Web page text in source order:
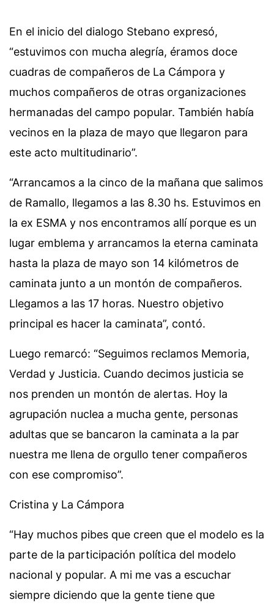
En el inicio del dialogo Stebano expresó,
“estuvimos con mucha alegría, éramos doce
cuadras de compañeros de La Cámpora y
muchos compañeros de otras organizaciones
hermanadas del campo popular. También había
vecinos en la plaza de mayo que llegaron para
este acto multitudinario”.
“Arrancamos a la cinco de la mañana que salimos
de Ramallo, llegamos a las 8.30 hs. Estuvimos en
la ex ESMA y nos encontramos allí porque es un
lugar emblema y arrancamos la eterna caminata
hasta la plaza de mayo son 14 kilómetros de
caminata junto a un montón de compañeros.
Llegamos a las 17 horas. Nuestro objetivo
principal es hacer la caminata”, contó.
Luego remarcó: “Seguimos reclamos Memoria,
Verdad y Justicia. Cuando decimos justicia se
nos prenden un montón de alertas. Hoy la
agrupación nuclea a mucha gente, personas
adultas que se bancaron la caminata a la par
nuestra me llena de orgullo tener compañeros
con ese compromiso”.
Cristina y La Cámpora
“Hay muchos pibes que creen que el modelo es la
parte de la participación política del modelo
nacional y popular. A mi me vas a escuchar
siempre diciendo que la gente tiene que